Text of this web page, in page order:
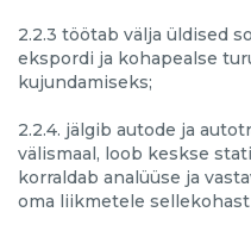
2.2.3 töötab välja üldised
ekspordi ja kohapealse
kujundamiseks;
2.2.4. jälgib autode ja
välismaal, loob keskse
korraldab analüüse ja
oma liikmetele